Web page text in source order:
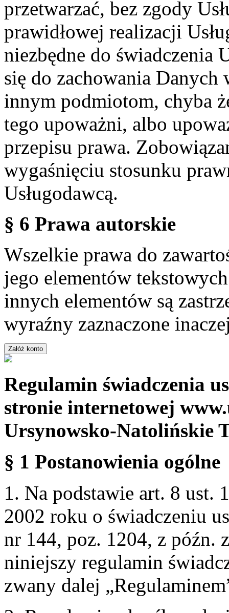
przetwarzać, bez zgody
prawidłowej realizacji
niezbędne do świadczenia
się do zachowania
innym podmiotom, chyba
tego upoważni, albo
przepisu prawa.
wygaśnięciu stosunku
Usługodawcą.
§ 6 Prawa autorskie
Wszelkie prawa do
jego elementów
innych elementów są
wyraźny zaznaczone
Regulamin świadczenia
stronie internetowej
Ursynowsko-Natolińskie
§ 1 Postanowienia ogólne
1. Na podstawie art. 8 ust.
2002 roku o świadczeniu
nr 144, poz. 1204, z późn.
niniejszy regulamin
zwany dalej